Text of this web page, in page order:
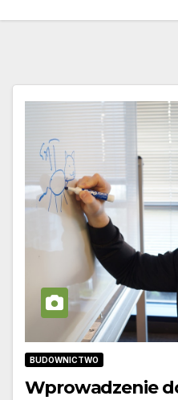
BUDOWNICTWO
Wprowadzenie